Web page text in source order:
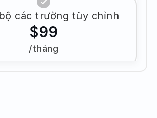
các trường tùy chỉnh
$99
/tháng